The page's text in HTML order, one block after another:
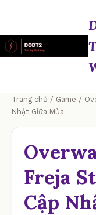
Trang chủ / Game /
Nhật Giữa Mùa
Freja
Cập